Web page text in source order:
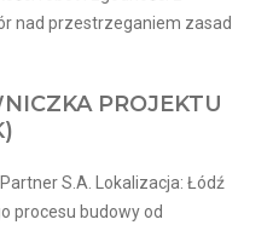
nad przestrzeganiem zasad
PROJEKTU
S.A. Lokalizacja: Łódź
procesu budowy od